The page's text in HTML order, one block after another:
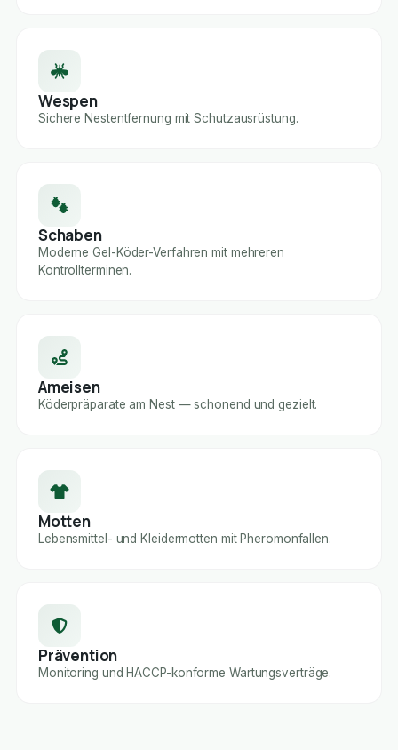
Wespen
Sichere Nestentfernung mit Schutzausrüstung.
Schaben
Moderne Gel-Köder-Verfahren mit mehreren
Kontrollterminen.
Ameisen
Köderpräparate am Nest — schonend und gezielt.
Motten
Lebensmittel- und Kleidermotten mit Pheromonfallen.
Prävention
Monitoring und HACCP-konforme Wartungsverträge.